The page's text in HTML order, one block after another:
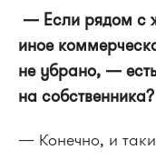
— Если рядом с
иное
не убрано, —
на собственника?
— Конечно, и